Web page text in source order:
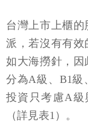
台灣上市上櫃
派，若沒有有
如大海撈針，因
分為A級、B1級
投資只考慮A級
（詳見表1）。